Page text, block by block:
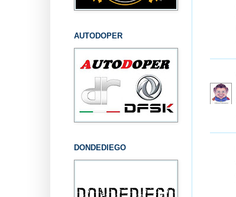
AUTODOPER
DONDEDIEGO